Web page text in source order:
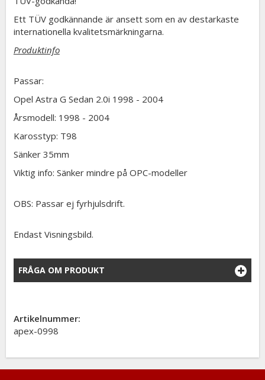
Ett TÜV godkännande är ansett som en av destarkaste
internationella kvalitetsmärkningarna.
Produktinfo
Passar:
Opel Astra G Sedan 2.0i 1998 - 2004
Årsmodell: 1998 - 2004
Karosstyp: T98
Sänker 35mm
Viktig info: Sänker mindre på OPC-modeller
OBS: Passar ej fyrhjulsdrift.
Endast Visningsbild.
FRÅGA OM PRODUKT
Artikelnummer:
apex-0998